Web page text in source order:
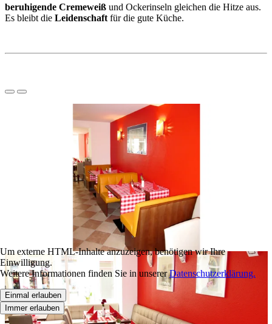
beruhigende Cremeweiß und Ockerinseln gleichen die Hitze aus.
Es bleibt die Leidenschaft für die gute Küche.
Um externe HTML-Inhalte anzuzeigen, benötigen wir Ihre
Einwilligung.
Weitere Informationen finden Sie in unsererDatenschutzerklärung.
Einmal erlauben
Immer erlauben